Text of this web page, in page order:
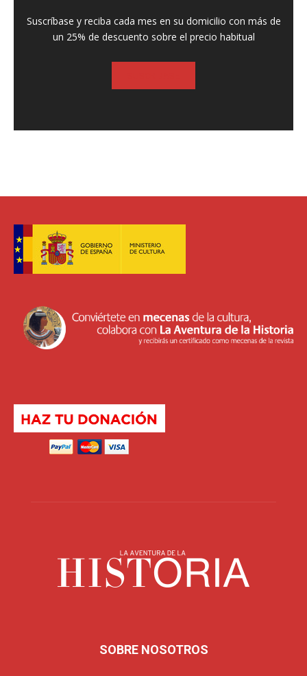
Suscríbase y reciba cada mes en su domicilio con más de
un 25% de descuento sobre el precio habitual
SOBRE NOSOTROS